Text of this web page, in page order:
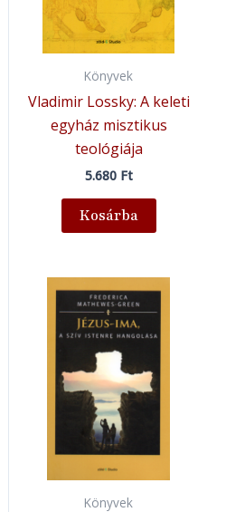
Könyvek
Vladimir Lossky: A keleti
egyház misztikus
teológiája
5.680 Ft
Kosárba
Könyvek